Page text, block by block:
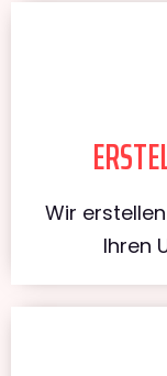
Wir
Ihren